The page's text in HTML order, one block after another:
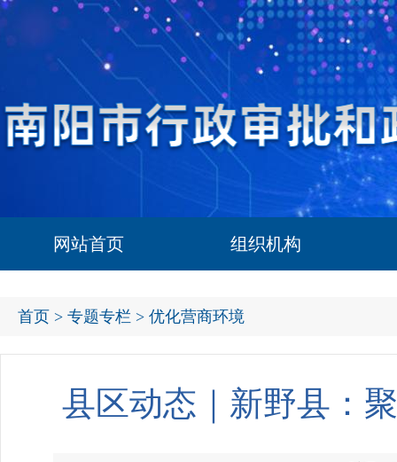
网站首页 组织机构
首页 > 专题专栏 > 优化营商环境
县区动态｜新野县：